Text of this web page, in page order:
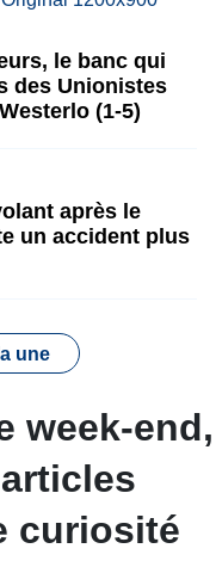
le banc qui
des Unionistes
(1-5)
après le
un accident plus
une
week-end,
curiosité